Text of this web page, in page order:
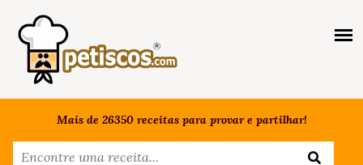
Mais de 26350 receitas para provar e partilhar!